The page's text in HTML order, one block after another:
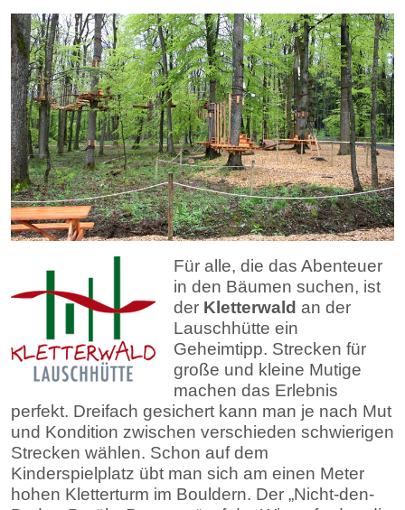
Für alle, die das Abenteuer
in den Bäumen suchen, ist
der Kletterwald an der
Lauschhütte ein
Geheimtipp. Strecken für
große und kleine Mutige
machen das Erlebnis
perfekt. Dreifach gesichert kann man je nach Mut
und Kondition zwischen verschieden schwierigen
Strecken wählen. Schon auf dem
Kinderspielplatz übt man sich am einen Meter
hohen Kletterturm im Bouldern. Der „Nicht-den-